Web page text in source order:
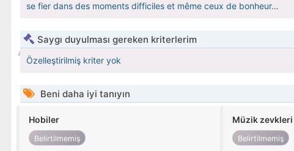
se fier dans des moments difficiles et même ceux de bonheur…
Saygı duyulması gereken kriterlerim
Özelleştirilmiş kriter yok
Beni daha iyi tanıyın
Hobiler
Belirtilmemiş
Müzik zevkleri
Belirtilmemiş